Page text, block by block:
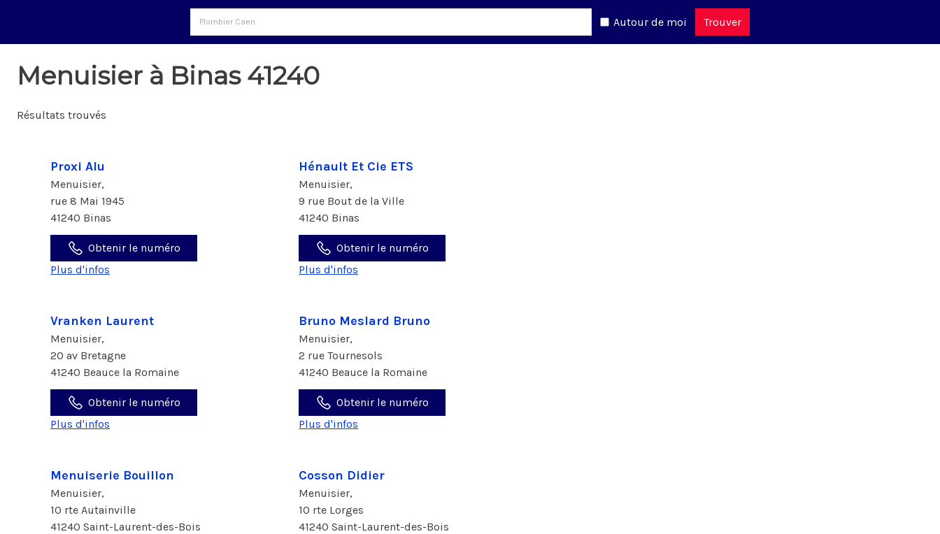
Autour de moi Trouver
Menuisier à Binas 41240
Résultats trouvés
Proxi Alu
Menuisier,
rue 8 Mai 1945
41240 Binas
Obtenir le numéro
Plus d'infos
Hénault Et Cie ETS
Menuisier,
9 rue Bout de la Ville
41240 Binas
Obtenir le numéro
Plus d'infos
Vranken Laurent
Menuisier,
20 av Bretagne
41240 Beauce la Romaine
Obtenir le numéro
Plus d'infos
Bruno Meslard Bruno
Menuisier,
2 rue Tournesols
41240 Beauce la Romaine
Obtenir le numéro
Plus d'infos
Menuiserie Bouillon
Menuisier,
10 rte Autainville
41240 Saint-Laurent-des-Bois
Cosson Didier
Menuisier,
10 rte Lorges
41240 Saint-Laurent-des-Bois